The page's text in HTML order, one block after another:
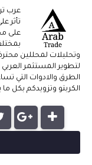
عرب
تأثر
على
وتحليلات لمحللين
لتطوير المستثمر
الطرق والادوات التي
الكربتو وتزويدكم بكل ما